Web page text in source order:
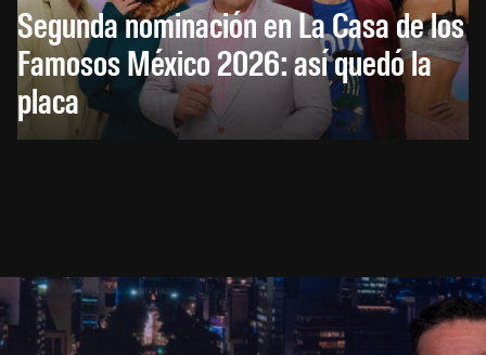
Segunda nominación en La Casa de los
Famosos México 2026: así quedó la
placa